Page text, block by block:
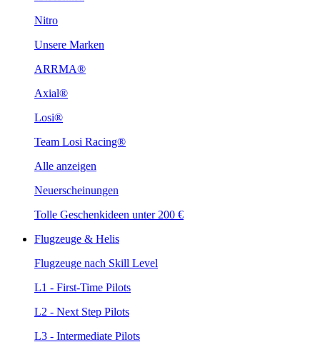
Nitro
Unsere Marken
ARRMA®
Axial®
Losi®
Team Losi Racing®
Alle anzeigen
Neuerscheinungen
Tolle Geschenkideen unter 200 €
Flugzeuge & Helis
Flugzeuge nach Skill Level
L1 - First-Time Pilots
L2 - Next Step Pilots
L3 - Intermediate Pilots